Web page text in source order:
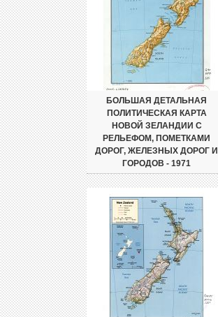
БОЛЬШАЯ ДЕТАЛЬНАЯ
ПОЛИТИЧЕСКАЯ КАРТА
НОВОЙ ЗЕЛАНДИИ С
РЕЛЬЕФОМ, ПОМЕТКАМИ
ДОРОГ, ЖЕЛЕЗНЫХ ДОРОГ И
ГОРОДОВ - 1971